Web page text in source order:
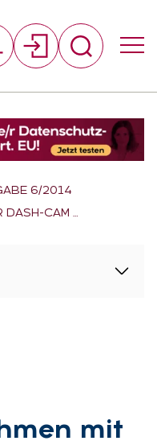
6/2014
DASH-CAM …
mit